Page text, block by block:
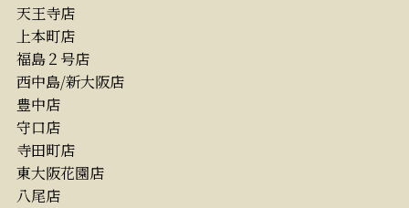
天王寺店
上本町店
福島２号店
西中島/新大阪店
豊中店
守口店
寺田町店
東大阪花園店
八尾店